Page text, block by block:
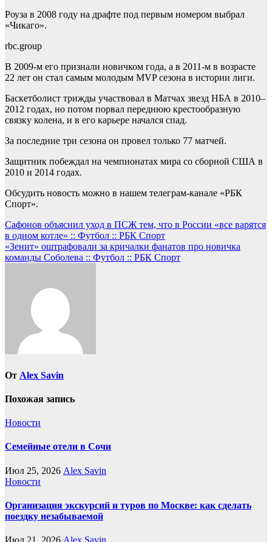
Роуза в 2008 году на драфте под первым номером выбрал
«Чикаго».
rbc.group
В 2009-м его признали новичком года, а в 2011-м в возрасте
22 лет он стал самым молодым MVP сезона в истории лиги.
Баскетболист трижды участвовал в Матчах звезд НБА в 2010–
2012 годах, но потом порвал переднюю крестообразную
связку колена, и в его карьере начался спад.
За последние три сезона он провел только 77 матчей.
Защитник побеждал на чемпионатах мира со сборной США в
2010 и 2014 годах.
Обсудить новость можно в нашем телеграм-канале «РБК
Спорт».
Навигация
по
записям
Сафонов объяснил уход в ПСЖ тем, что в России «все варятся
в одном котле» :: Футбол :: РБК Спорт
«Зенит» оштрафовали за кричалки фанатов про новичка
команды Соболева :: Футбол :: РБК Спорт
От Alex Savin
Похожая запись
Новости
Семейные отели в Сочи
Июл 25, 2026 Alex Savin
Новости
Организация экскурсий и туров по Москве: как сделать
поездку незабываемой